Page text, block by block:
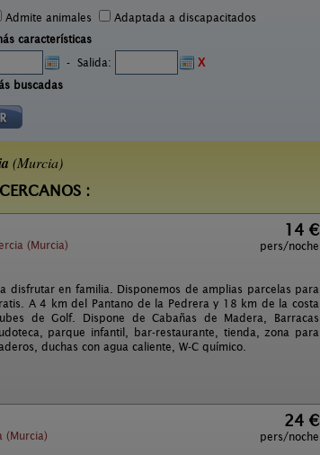
Admite animales
Adaptada a discapacitados
características
- Salida:
X
buscadas
(Murcia)
:
(Murcia)
14 €
pers/noche
disfrutar en familia. Disponemos de amplias parcelas para
A 4 km del Pantano de la Pedrera y 18 km de la costa
de Golf. Dispone de Cabañas de Madera, Barracas
parque infantil, bar-restaurante, tienda, zona para
duchas con agua caliente, W-C químico.
(Murcia)
24 €
pers/noche